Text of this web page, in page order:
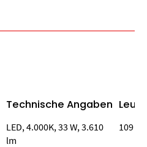
Technische Angaben
LED, 4.000K, 33 W, 3.610
lm
109